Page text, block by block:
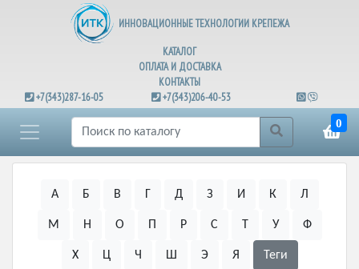
ИННОВАЦИОННЫЕ ТЕХНОЛОГИИ КРЕПЕЖА
КАТАЛОГ
ОПЛАТА И ДОСТАВКА
КОНТАКТЫ
+7(343)287-16-05
+7(343)206-40-53
0
А Б В Г Д З И К Л
М Н О П Р С Т У Ф
Х Ц Ч Ш Э Я Теги